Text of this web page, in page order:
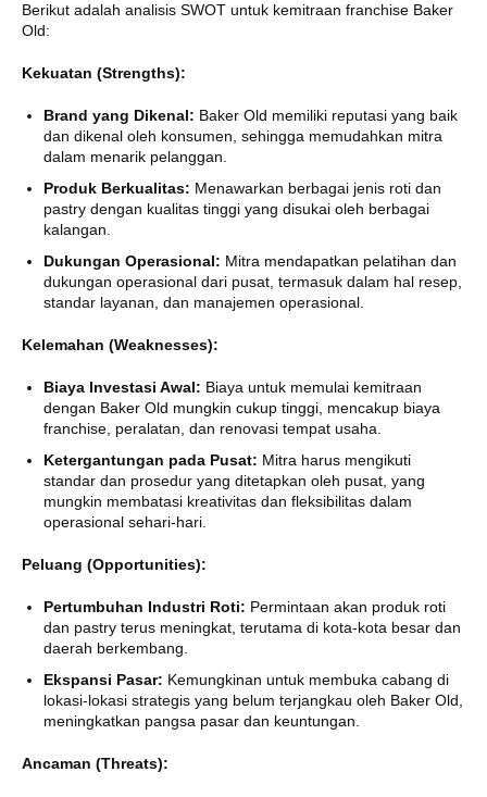
Berikut adalah analisis SWOT untuk kemitraan franchise Baker
Old:
Kekuatan (Strengths):
Brand yang Dikenal: Baker Old memiliki reputasi yang baik
dan dikenal oleh konsumen, sehingga memudahkan mitra
dalam menarik pelanggan.
Produk Berkualitas: Menawarkan berbagai jenis roti dan
pastry dengan kualitas tinggi yang disukai oleh berbagai
kalangan.
Dukungan Operasional: Mitra mendapatkan pelatihan dan
dukungan operasional dari pusat, termasuk dalam hal resep,
standar layanan, dan manajemen operasional.
Kelemahan (Weaknesses):
Biaya Investasi Awal: Biaya untuk memulai kemitraan
dengan Baker Old mungkin cukup tinggi, mencakup biaya
franchise, peralatan, dan renovasi tempat usaha.
Ketergantungan pada Pusat: Mitra harus mengikuti
standar dan prosedur yang ditetapkan oleh pusat, yang
mungkin membatasi kreativitas dan fleksibilitas dalam
operasional sehari-hari.
Peluang (Opportunities):
Pertumbuhan Industri Roti: Permintaan akan produk roti
dan pastry terus meningkat, terutama di kota-kota besar dan
daerah berkembang.
Ekspansi Pasar: Kemungkinan untuk membuka cabang di
lokasi-lokasi strategis yang belum terjangkau oleh Baker Old,
meningkatkan pangsa pasar dan keuntungan.
Ancaman (Threats):